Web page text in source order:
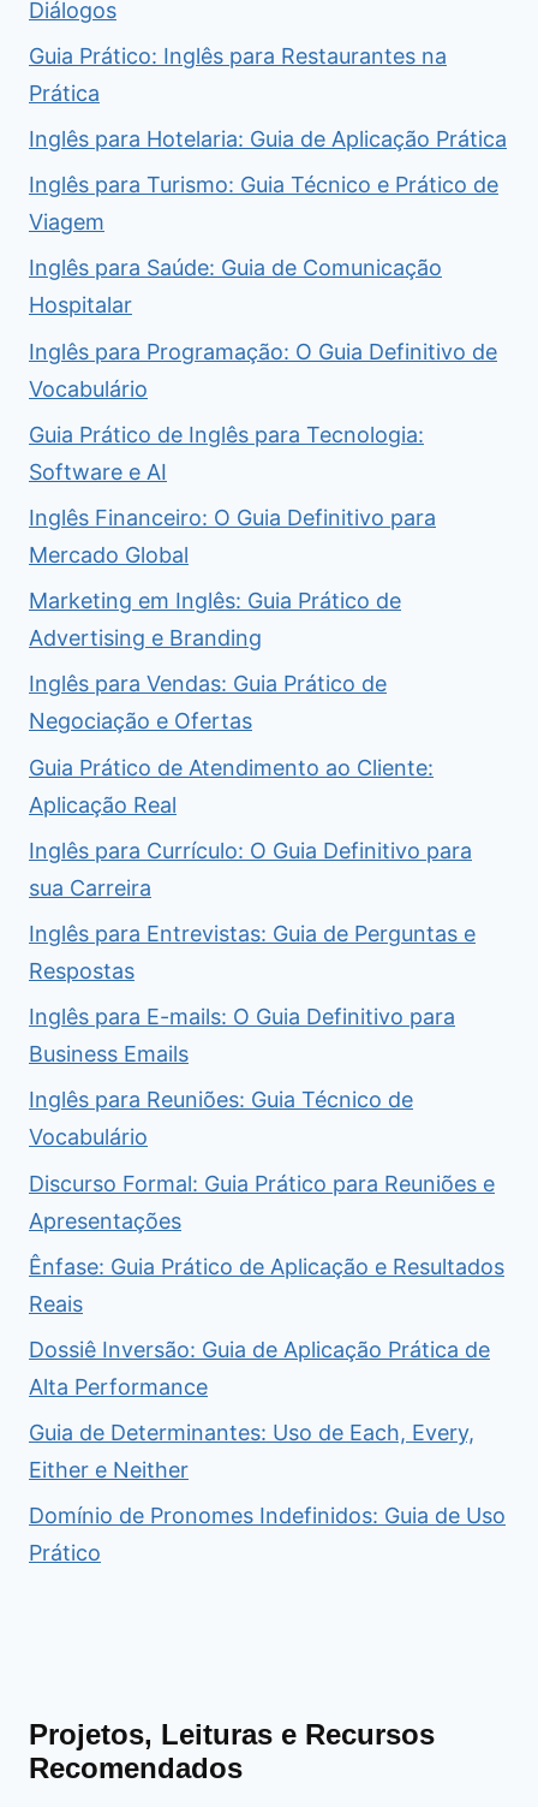
Diálogos
Guia Prático: Inglês para Restaurantes na
Prática
Inglês para Hotelaria: Guia de Aplicação Prática
Inglês para Turismo: Guia Técnico e Prático de
Viagem
Inglês para Saúde: Guia de Comunicação
Hospitalar
Inglês para Programação: O Guia Definitivo de
Vocabulário
Guia Prático de Inglês para Tecnologia:
Software e AI
Inglês Financeiro: O Guia Definitivo para
Mercado Global
Marketing em Inglês: Guia Prático de
Advertising e Branding
Inglês para Vendas: Guia Prático de
Negociação e Ofertas
Guia Prático de Atendimento ao Cliente:
Aplicação Real
Inglês para Currículo: O Guia Definitivo para
sua Carreira
Inglês para Entrevistas: Guia de Perguntas e
Respostas
Inglês para E-mails: O Guia Definitivo para
Business Emails
Inglês para Reuniões: Guia Técnico de
Vocabulário
Discurso Formal: Guia Prático para Reuniões e
Apresentações
Ênfase: Guia Prático de Aplicação e Resultados
Reais
Dossiê Inversão: Guia de Aplicação Prática de
Alta Performance
Guia de Determinantes: Uso de Each, Every,
Either e Neither
Domínio de Pronomes Indefinidos: Guia de Uso
Prático
Projetos, Leituras e Recursos
Recomendados